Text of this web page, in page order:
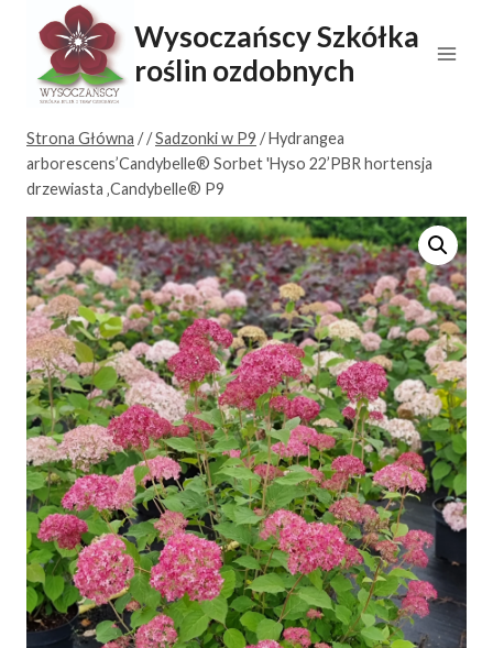
treści
Wysoczańscy Szkółka
roślin ozdobnych
Strona Główna //Sadzonki w P9 /Hydrangea
arborescens’Candybelle® Sorbet 'Hyso 22’PBR hortensja
drzewiasta ‚Candybelle® P9